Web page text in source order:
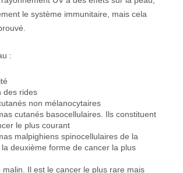
le système immunitaire, mais cela
:
des rides
non mélanocytaires
cutanés basocellulaires. Ils constituent
le plus courant
malpighiens spinocellulaires de la
deuxième forme de cancer la plus
malin. Il est le cancer le plus rare mais